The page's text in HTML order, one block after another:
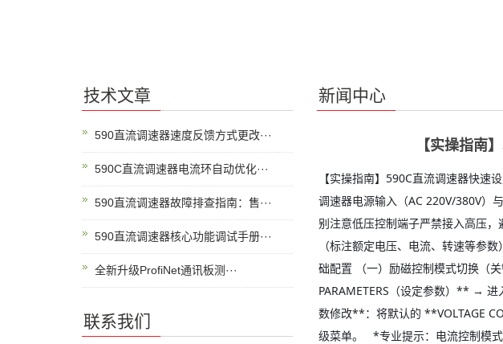
新闻中心
【实操指南
【实操指南】590C直流调速器快
调速器电源输入（AC 220V/380V）
别注意低压控制端子严禁接入高压
（标注额定电压、电流、转速等参
础配置 （一）励磁控制模式切换
PARAMETERS（设定参数）** →
数修改**：将默认的 **VOLTAGE
级菜单。 *专业提示：电流控制模
技术文章
590直流调速器速度反馈方式更改···
590C直流调速器电流环自动优化···
590直流调速器故障排查指南：售···
590直流调速器核心功能调试手册···
全新升级ProfiNet通讯板测···
联系我们